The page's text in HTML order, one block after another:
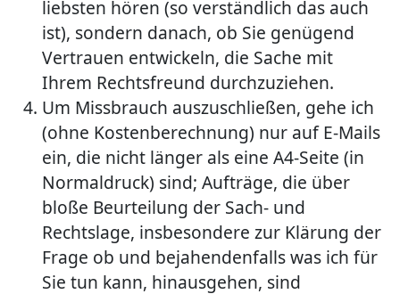
liebsten hören (so verständlich das auch
ist), sondern danach, ob Sie genügend
Vertrauen entwickeln, die Sache mit
Ihrem Rechtsfreund durchzuziehen.
Um Missbrauch auszuschließen, gehe ich
(ohne Kostenberechnung) nur auf E-Mails
ein, die nicht länger als eine A4-Seite (in
Normaldruck) sind; Aufträge, die über
bloße Beurteilung der Sach- und
Rechtslage, insbesondere zur Klärung der
Frage ob und bejahendenfalls was ich für
Sie tun kann, hinausgehen, sind